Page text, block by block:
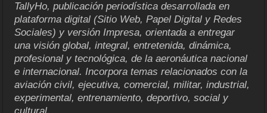
TallyHo, publicación periodística desarrollada en
plataforma digital (Sitio Web, Papel Digital y Redes
Sociales) y versión Impresa, orientada a entregar
una visión global, integral, entretenida, dinámica,
profesional y tecnológica, de la aeronáutica nacional
e internacional. Incorpora temas relacionados con la
aviación civil, ejecutiva, comercial, militar, industrial,
experimental, entrenamiento, deportivo, social y